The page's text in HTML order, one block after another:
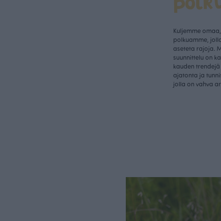
Kuljemme
polkuamme,
aseteta rajoja.
suunnittelu on
kauden
ajatonta ja
jolla on vahva